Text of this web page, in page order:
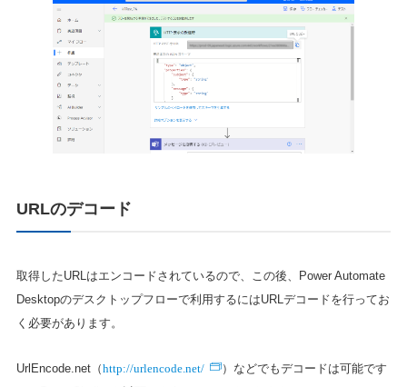
URLのデコード
取得したURLはエンコードされているので、この後、Power Automate
Desktopのデスクトップフローで利用するにはURLデコードを行ってお
く必要があります。
UrlEncode.net（http://urlencode.net/
）などでもデコードは可能です